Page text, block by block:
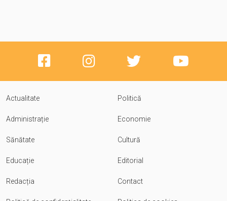
Actualitate Politică
Administrație Economie
Sănătate Cultură
Educație Editorial
Redacția Contact